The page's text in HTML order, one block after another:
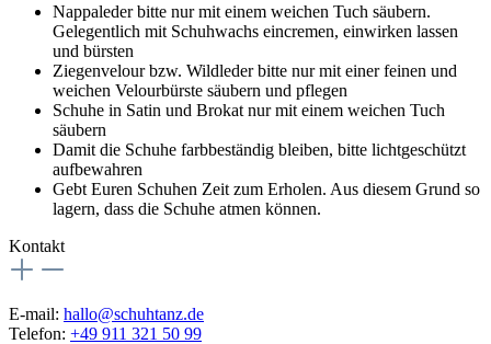
Nappaleder bitte nur mit einem weichen Tuch säubern.
Gelegentlich mit Schuhwachs eincremen, einwirken lassen
und bürsten
Ziegenvelour bzw. Wildleder bitte nur mit einer feinen und
weichen Velourbürste säubern und pflegen
Schuhe in Satin und Brokat nur mit einem weichen Tuch
säubern
Damit die Schuhe farbbeständig bleiben, bitte lichtgeschützt
aufbewahren
Gebt Euren Schuhen Zeit zum Erholen. Aus diesem Grund so
lagern, dass die Schuhe atmen können.
Kontakt
E-mail: hallo@schuhtanz.de
Telefon: +49 911 321 50 99